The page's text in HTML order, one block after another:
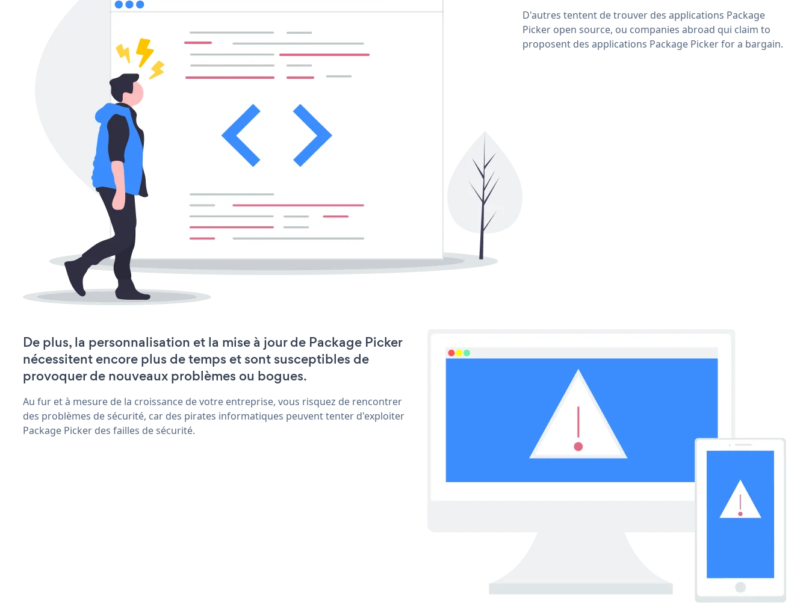
D'autres tentent de trouver des applications Package
Picker open source, ou companies abroad qui claim to
proposent des applications Package Picker for a bargain.
De plus, la personnalisation et la mise à jour de Package Picker
nécessitent encore plus de temps et sont susceptibles de
provoquer de nouveaux problèmes ou bogues.
Au fur et à mesure de la croissance de votre entreprise, vous risquez de rencontrer
des problèmes de sécurité, car des pirates informatiques peuvent tenter d'exploiter
Package Picker des failles de sécurité.